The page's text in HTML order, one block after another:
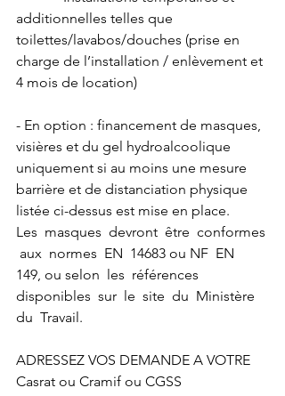
additionnelles telles que
toilettes/lavabos/douches (prise en
charge de l’installation / enlèvement et
4 mois de location)
- En option : financement de masques,
visières et du gel hydroalcoolique
uniquement si au moins une mesure
barrière et de distanciation physique
listée ci-dessus est mise en place.
Les  masques  devront  être  conformes
aux  normes  EN  14683 ou NF  EN
149, ou selon  les  références
disponibles  sur  le  site  du  Ministère
du  Travail.
ADRESSEZ VOS DEMANDE A VOTRE
Casrat ou Cramif ou CGSS